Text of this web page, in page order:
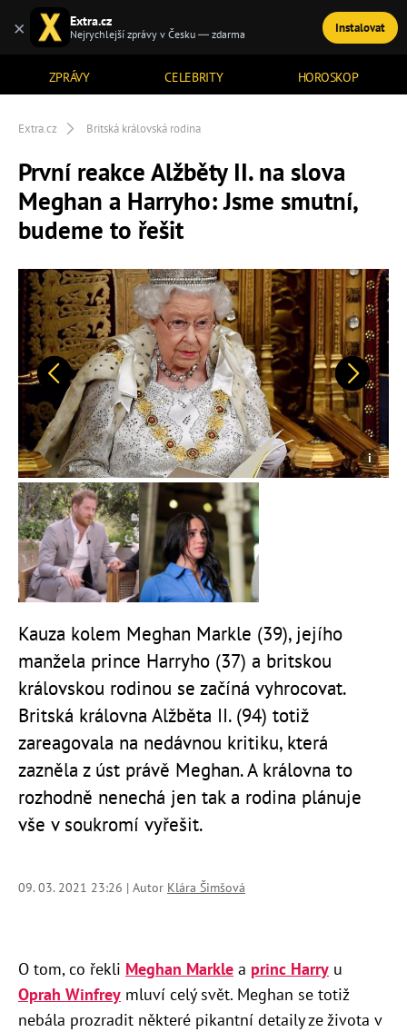
ZPRÁVY CELEBRITY HOROSKOP
TÉMATA
Extra.cz Britská královská rodina
První reakce Alžběty II. na slova
Meghan a Harryho: Jsme smutní,
budeme to řešit
Předchozí Další
Kauza kolem Meghan Markle (39), jejího
manžela prince Harryho (37) a britskou
královskou rodinou se začíná vyhrocovat.
Britská královna Alžběta II. (94) totiž
zareagovala na nedávnou kritiku, která
zazněla z úst právě Meghan. A královna to
rozhodně nenechá jen tak a rodina plánuje
vše v soukromí vyřešit.
09. 03. 2021 23:26 | Autor Klára Šimšová
O tom, co řekli Meghan Markle a princ Harry u
Oprah Winfrey mluví celý svět. Meghan se totiž
nebála prozradit některé pikantní detaily ze života v
× Extra.cz
Nejrychlejší zprávy v Česku — zdarma Instalovat